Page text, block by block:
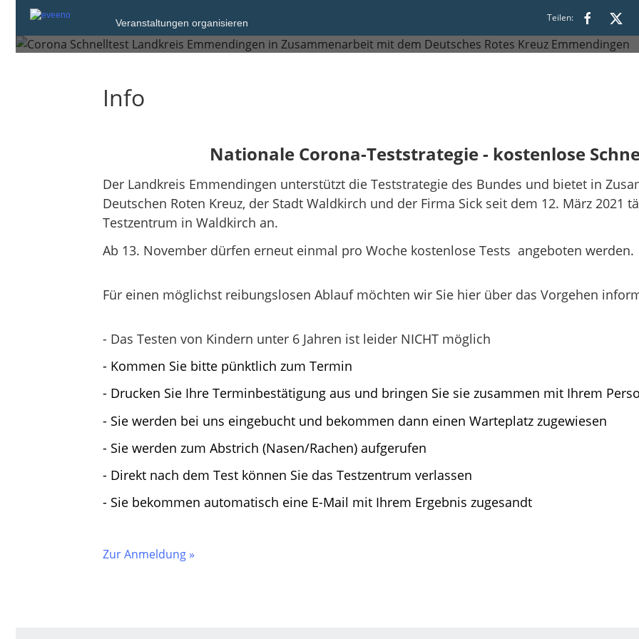
Veranstaltungen organisieren Teilen:
Waldkirch
Info
Nationale Corona-Teststrategie - kostenlose
Der Landkreis Emmendingen unterstützt die Teststrategie des Bundes und bietet in
Deutschen Roten Kreuz, der Stadt Waldkirch und der Firma Sick seit dem 12. März 2021
Testzentrum in Waldkirch an.
Ab 13. November dürfen erneut einmal pro Woche kostenlose Tests angeboten werden.
Für einen möglichst reibungslosen Ablauf möchten wir Sie hier über das Vorgehen
- Das Testen von Kindern unter 6 Jahren ist leider NICHT möglich
- Kommen Sie bitte pünktlich zum Termin
- Drucken Sie Ihre Terminbestätigung aus und bringen Sie sie zusammen mit Ihrem
- Sie werden bei uns eingebucht und bekommen dann einen Warteplatz zugewiesen
- Sie werden zum Abstrich (Nasen/Rachen) aufgerufen
- Direkt nach dem Test können Sie das Testzentrum verlassen
- Sie bekommen automatisch eine E-Mail mit Ihrem Ergebnis zugesandt
Zur Anmeldung »